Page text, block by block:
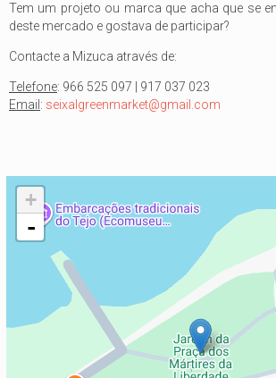
Tem um projeto ou marca que acha que se
deste mercado e gostava de participar?
Contacte a Mizuca através de:
Telefone: 966 525 097 | 917 037 023
Email : seixalgreenmarket@gmail.com
+
-